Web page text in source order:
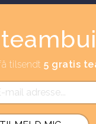
tilsendt5 gratis